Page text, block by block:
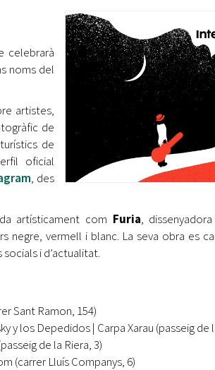
Ètica i Integritat
Retiment de
Accés a
Dades Obertes
Catàleg de
de
i
el
Entitats
Equipaments
Mercats Municipals
Webs Municipals
celebrarà
noms del
artistes,
de
de
oficial
, des
artísticament com Furia,
negre, vermell i blanc. La seva obra es
i d’actualitat.
Sant Ramon, 154)
y los Depedidos | Carpa Xarau (passeig de
de la Riera, 3)
(carrer Lluís Companys, 6)